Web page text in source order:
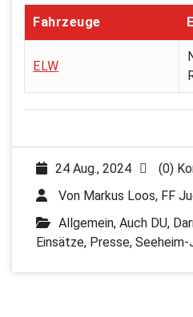
Fahrzeuge
ELW
24 Aug., 2024
(0)
Von Markus Loos, FF
Allgemein, Auch DU,
Einsätze, Presse, Seeheim-